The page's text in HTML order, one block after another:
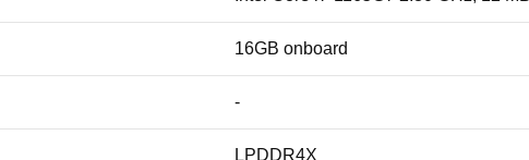
16GB onboard
-
LPDDR4X